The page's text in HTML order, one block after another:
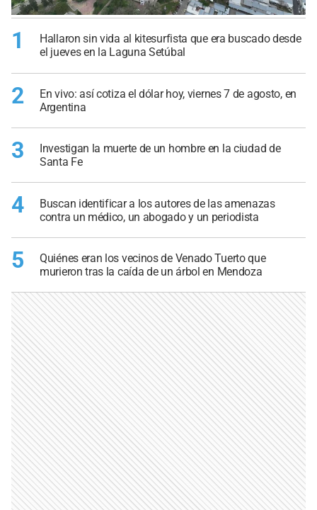
1
Hallaron sin vida al kitesurfista que era buscado desde
el jueves en la Laguna Setúbal
2
En vivo: así cotiza el dólar hoy, viernes 7 de agosto, en
Argentina
3
Investigan la muerte de un hombre en la ciudad de
Santa Fe
4
Buscan identificar a los autores de las amenazas
contra un médico, un abogado y un periodista
5
Quiénes eran los vecinos de Venado Tuerto que
murieron tras la caída de un árbol en Mendoza